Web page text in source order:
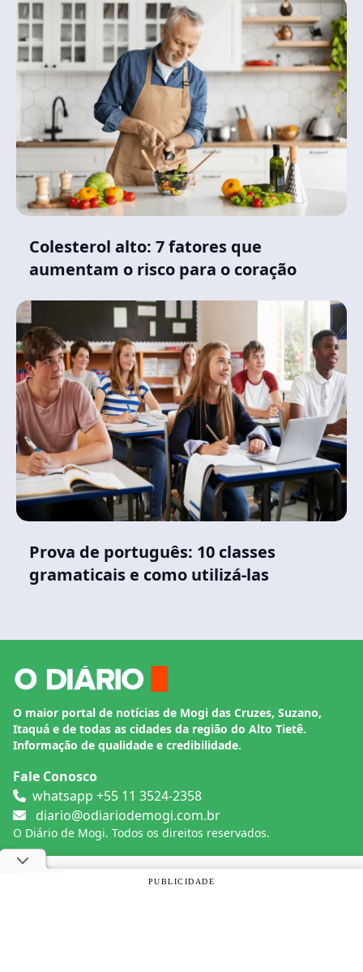
Colesterol alto: 7 fatores que
aumentam o risco para o coração
Prova de português: 10 classes
gramaticais e como utilizá-las
O maior portal de notícias de Mogi das Cruzes, Suzano,
Itaquá e de todas as cidades da região do Alto Tietê.
Informação de qualidade e credibilidade.
Fale Conosco
whatsapp +55 11 3524-2358
diario@odiariodemogi.com.br
O Diário de Mogi. Todos os direitos reservados.
Siga O Diário nas redes sociais
Utilizamos cookies, de acordo com a nossa
PUBLICIDADE